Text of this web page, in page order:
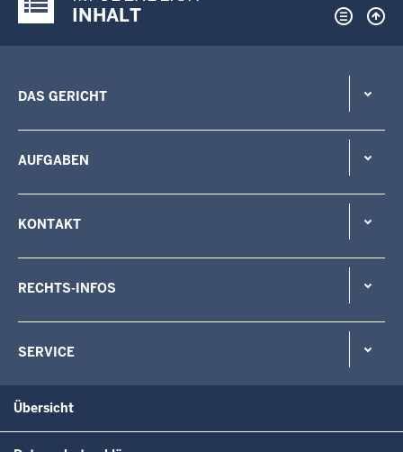
INHALT
DAS GERICHT
AUFGABEN
KONTAKT
RECHTS-INFOS
SERVICE
Übersicht